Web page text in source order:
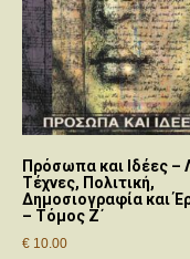
Πρόσωπα και Ιδέες –
Τέχνες, Πολιτική,
Δημοσιογραφία και
– Τόμος Ζ΄
€ 10.00